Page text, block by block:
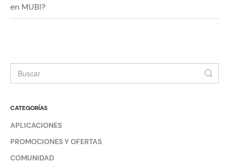
en MUBI?
CATEGORÍAS
APLICACIONES
PROMOCIONES Y OFERTAS
COMUNIDAD